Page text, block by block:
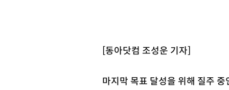
[동아닷컴 조성운 기자]
마지막 목표 달성을 위해 질주